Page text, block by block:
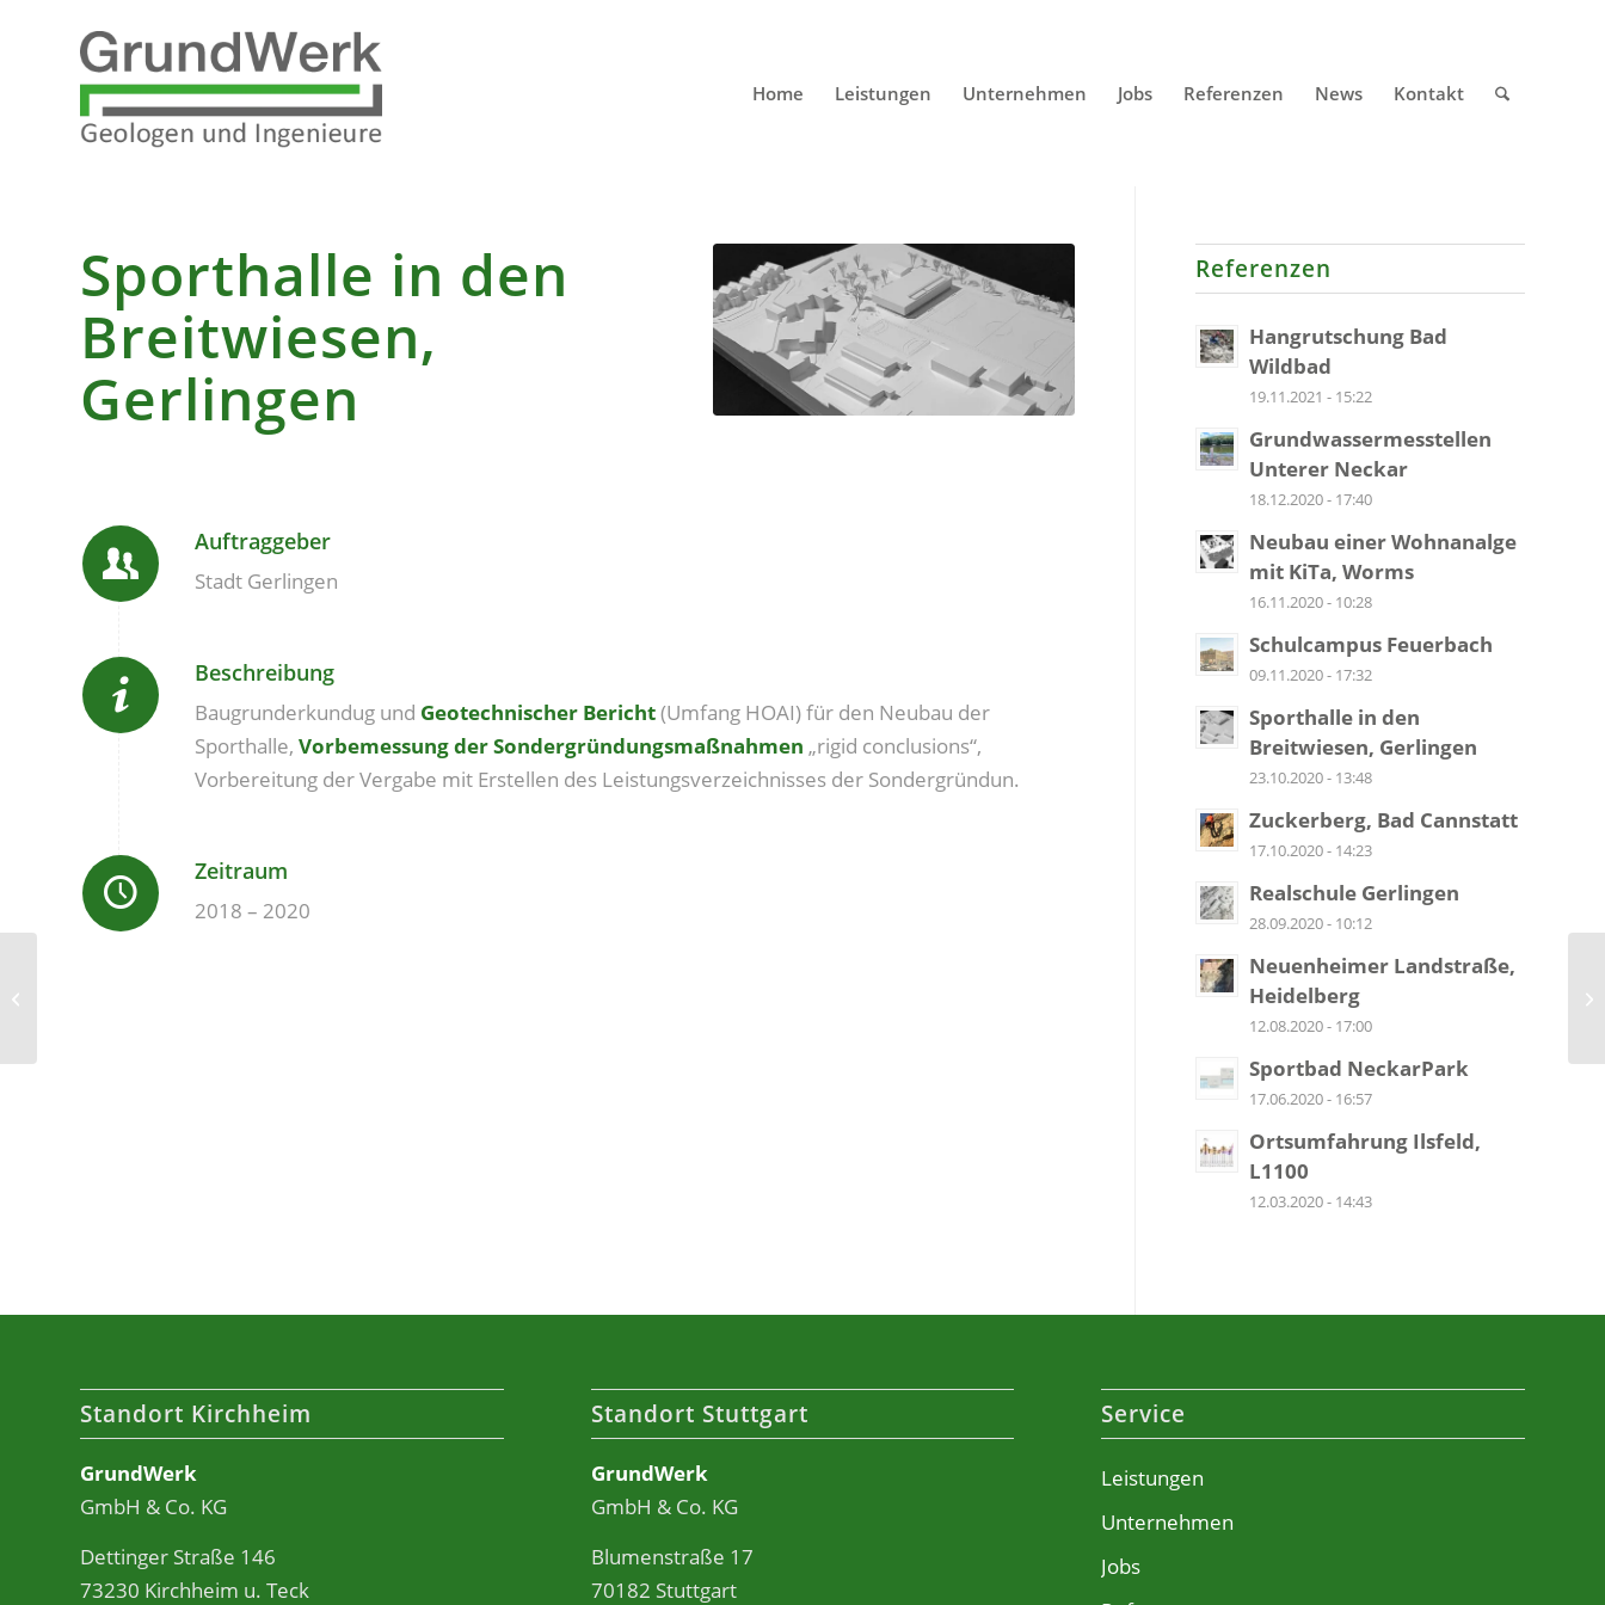
Home Leistungen Unternehmen Jobs Referenzen News Kontakt
Sporthalle in den
Breitwiesen,
Gerlingen
Auftraggeber
Stadt Gerlingen
Beschreibung
Baugrunderkundug und Geotechnischer Bericht(Umfang HOAI) für den Neubau der
Sporthalle, Vorbemessung der Sondergründungsmaßnahmen „rigid conclusions“,
Vorbereitung der Vergabe mit Erstellen des Leistungsverzeichnisses der Sondergründun.
Zeitraum
2018 – 2020
Referenzen
Hangrutschung Bad
Wildbad
19.11.2021 - 15:22
Grundwassermesstellen
Unterer Neckar
18.12.2020 - 17:40
Neubau einer Wohnanalge
mit KiTa, Worms
16.11.2020 - 10:28
Schulcampus Feuerbach
09.11.2020 - 17:32
Sporthalle in den
Breitwiesen, Gerlingen
23.10.2020 - 13:48
Zuckerberg, Bad Cannstatt
17.10.2020 - 14:23
Realschule Gerlingen
28.09.2020 - 10:12
Neuenheimer Landstraße,
Heidelberg
12.08.2020 - 17:00
Sportbad NeckarPark
17.06.2020 - 16:57
Ortsumfahrung Ilsfeld,
L1100
12.03.2020 - 14:43
Standort Kirchheim
GrundWerk
GmbH & Co. KG
Dettinger Straße 146
73230 Kirchheim u. Teck
Standort Stuttgart
GrundWerk
GmbH & Co. KG
Blumenstraße 17
70182 Stuttgart
Service
Leistungen
Unternehmen
Jobs